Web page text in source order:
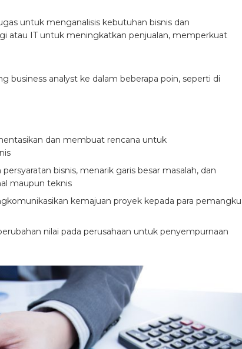
untuk menganalisis kebutuhan bisnis dan
atau IT untuk meningkatkan penjualan, memperkuat
business analyst ke dalam beberapa poin, seperti di
dan membuat rencana untuk
bisnis, menarik garis besar masalah, dan
maupun teknis
kemajuan proyek kepada para pemangku
nilai pada perusahaan untuk penyempurnaan